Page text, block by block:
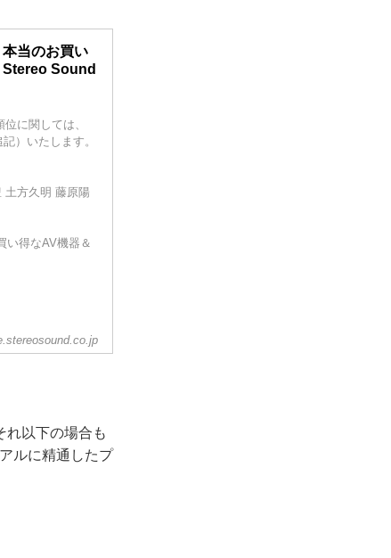
当のお買い
Stereo Sound
に関しては、
）いたします。
土方久明 藤原陽
い得なAV機器＆
以下の場合も
ルに精通したプ